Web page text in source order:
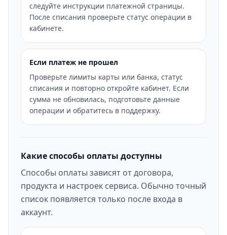
следуйте инструкции платежной страницы.
После списания проверьте статус операции в
кабинете.
Если платеж не прошел
Проверьте лимиты карты или банка, статус
списания и повторно откройте кабинет. Если
сумма не обновилась, подготовьте данные
операции и обратитесь в поддержку.
Какие способы оплаты доступны
Способы оплаты зависят от договора,
продукта и настроек сервиса. Обычно точный
список появляется только после входа в
аккаунт.